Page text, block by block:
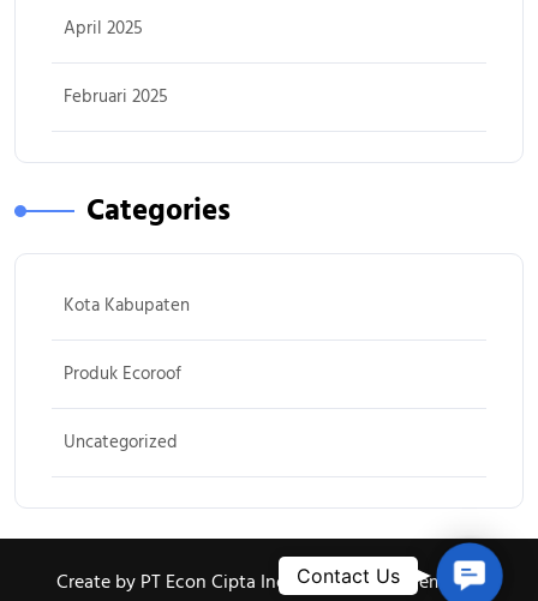
April 2025
Februari 2025
Categories
Kota Kabupaten
Produk Ecoroof
Uncategorized
Create by PT Econ Cipta Indonesia By WP Elemento
Contact Us